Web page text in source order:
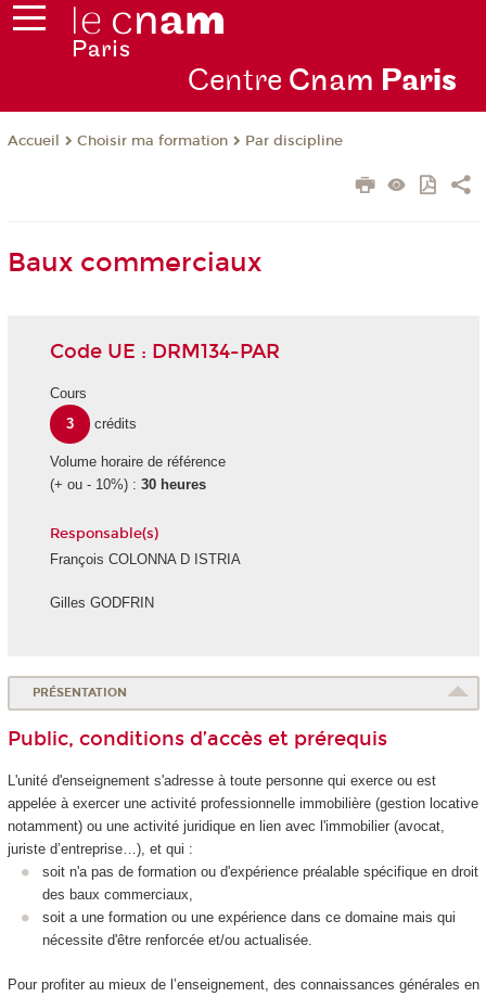
Centre Cnam Paris
Accueil Choisir ma formation Par discipline
Baux commerciaux
Code UE : DRM134-PAR
Cours
3
crédits
Volume horaire de référence
(+ ou - 10%) : 30 heures
Responsable(s)
François COLONNA D ISTRIA
Gilles GODFRIN
PRÉSENTATION
Public, conditions d’accès et prérequis
L'unité d'enseignements'adresse à toute personne qui exerce ou est
appelée à exercer une activité professionnelle immobilière (gestion locative
notamment) ou une activité juridique en lien avec l'immobilier (avocat,
juriste d’entreprise…), et qui :
soit n'a pas de formation ou d'expérience préalable spécifique en droit
des baux commerciaux,
soit a une formation ou une expérience dans ce domaine mais qui
nécessite d'être renforcée et/ou actualisée.
Pour profiter au mieux de l’enseignement, des connaissances générales en